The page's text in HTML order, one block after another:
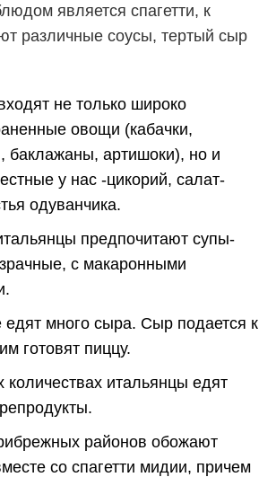
является спагетти, к
различные соусы, тертый сыр
не только широко
овощи (кабачки,
баклажаны, артишоки), но и
у нас -цикорий, салат-
одуванчика.
предпочитают супы-
с макаронными
едят много сыра. Сыр подается к
готовят пиццу.
количествах итальянцы едят
районов обожают
со спагетти мидии, причем